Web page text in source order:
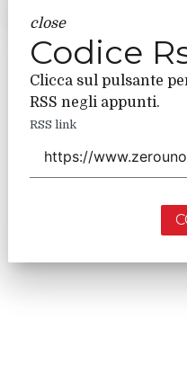
close
Codice
Clicca sul pulsante
RSS negli appunti.
RSS link